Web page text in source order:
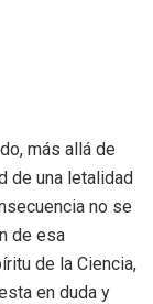
más allá de
de una letalidad
no se
de esa
de la Ciencia,
en duda y